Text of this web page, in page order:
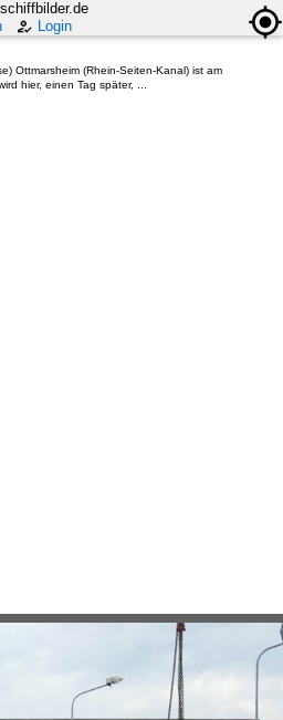
schiffbilder.de
Login
Ottmarsheim (Rhein-Seiten-Kanal) ist am
hier, einen Tag später, ...